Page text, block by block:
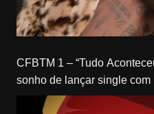
CFBTM 1 – “Tudo Aconteceu”: MC Du Black realiza
sonho de lançar single